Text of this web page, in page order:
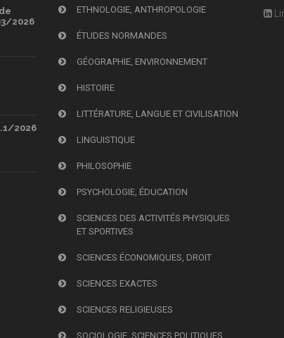
2026
2026
ETHNOLOGIE, ANTHROPOLOGIE
ÉTUDES NORMANDES
GÉOGRAPHIE, ENVIRONNEMENT
HISTOIRE
LITTÉRATURE, LANGUE ET CIVILISATION
LINGUISTIQUE
PHILOSOPHIE
PSYCHOLOGIE, ÉDUCATION
SCIENCES DES ACTIVITÉS PHYSIQUES
ET SPORTIVES
SCIENCES ÉCONOMIQUES, DROIT
SCIENCES EXACTES
SCIENCES RELIGIEUSES
SOCIOLOGIE, SCIENCES POLITIQUES